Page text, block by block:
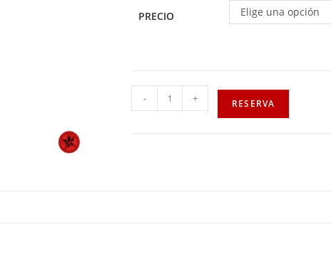
PRECIO Elige una opción
- + RESERVA